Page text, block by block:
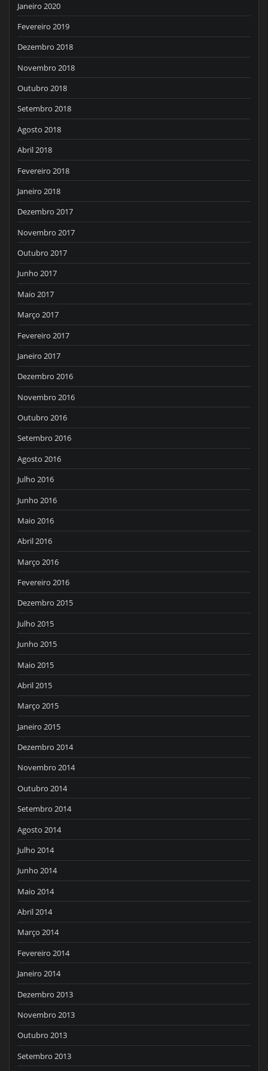
Janeiro 2020
Fevereiro 2019
Dezembro 2018
Novembro 2018
Outubro 2018
Setembro 2018
Agosto 2018
Abril 2018
Fevereiro 2018
Janeiro 2018
Dezembro 2017
Novembro 2017
Outubro 2017
Junho 2017
Maio 2017
Março 2017
Fevereiro 2017
Janeiro 2017
Dezembro 2016
Novembro 2016
Outubro 2016
Setembro 2016
Agosto 2016
Julho 2016
Junho 2016
Maio 2016
Abril 2016
Março 2016
Fevereiro 2016
Dezembro 2015
Julho 2015
Junho 2015
Maio 2015
Abril 2015
Março 2015
Janeiro 2015
Dezembro 2014
Novembro 2014
Outubro 2014
Setembro 2014
Agosto 2014
Julho 2014
Junho 2014
Maio 2014
Abril 2014
Março 2014
Fevereiro 2014
Janeiro 2014
Dezembro 2013
Novembro 2013
Outubro 2013
Setembro 2013